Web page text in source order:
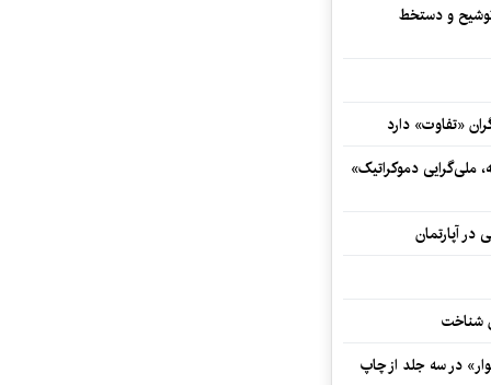
و دستخط
«تفاوت» دارد
ملی‌گرایی دموکراتیک»
در آپارتمان
شناخت
در سه جلد از چاپ